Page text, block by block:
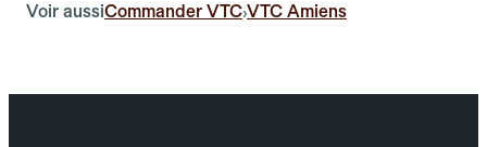
Voir aussiCommander VTC›VTC Amiens